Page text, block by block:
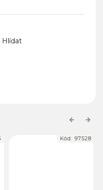
Hlídat
Previous
Kód:97528
Next